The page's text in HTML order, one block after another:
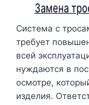
Замена
Система с
требует
всей
нуждаются в
осмотре,
изделия.